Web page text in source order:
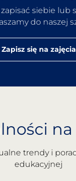
siebie lub
do naszej
Zapisz się na zajęcia
trendy i
edukacyjnej